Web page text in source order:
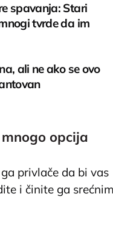
spavanja: Stari
tvrde da im
ali ne ako se ovo
opcija
privlače da bi vas
i činite ga srećnim